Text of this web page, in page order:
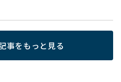
事をもっと見る